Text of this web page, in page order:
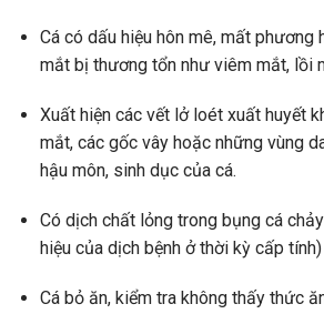
Cá có dấu hiệu hôn mê, mất phương
mắt bị thương tổn như viêm mắt, lồi
Xuất hiện các vết lở loét xuất huyết
mắt, các gốc vây hoặc những vùng
hậu môn, sinh dục của cá.
Có dịch chất lỏng trong bụng cá
hiệu của dịch bệnh ở thời kỳ cấp tính)
Cá bỏ ăn, kiểm tra không thấy thức